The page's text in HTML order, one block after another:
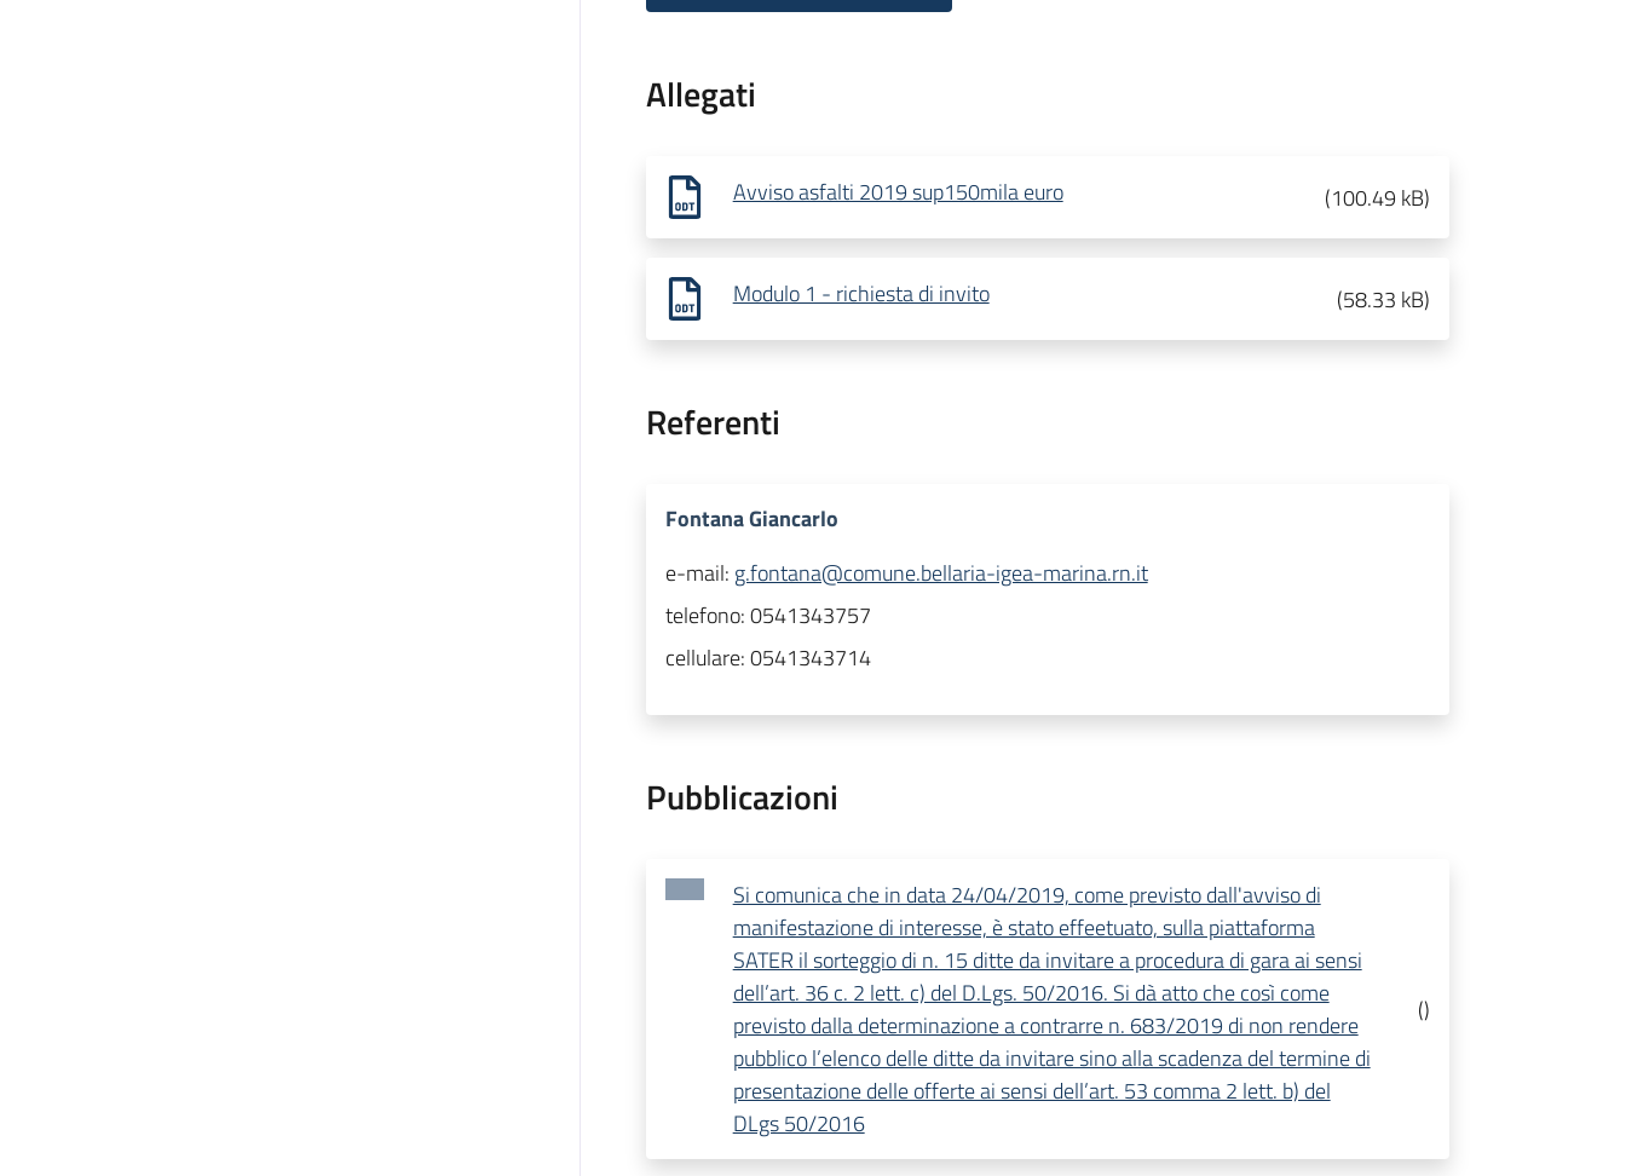
Allegati
Avviso asfalti 2019 sup150mila euro (100.49 kB)
Modulo 1 - richiesta di invito (58.33 kB)
Referenti
Fontana Giancarlo
e-mail: g.fontana@comune.bellaria-igea-marina.rn.it
telefono:0541343757
cellulare:0541343714
Pubblicazioni
Si comunica che in data 24/04/2019, come previsto dall'avviso di
manifestazione di interesse, è stato effeetuato, sulla piattaforma
SATER il sorteggio di n. 15 ditte da invitare a procedura di gara ai sensi
dell’art. 36 c. 2 lett. c) del D.Lgs. 50/2016. Si dà atto che così come
previsto dalla determinazione a contrarre n. 683/2019 di non rendere
pubblico l’elenco delle ditte da invitare sino alla scadenza del termine di
presentazione delle offerte ai sensi dell’art. 53 comma 2 lett. b) del
DLgs 50/2016
()